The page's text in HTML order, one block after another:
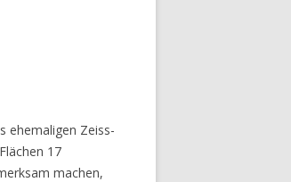
ehemaligen Zeiss-
17
machen,